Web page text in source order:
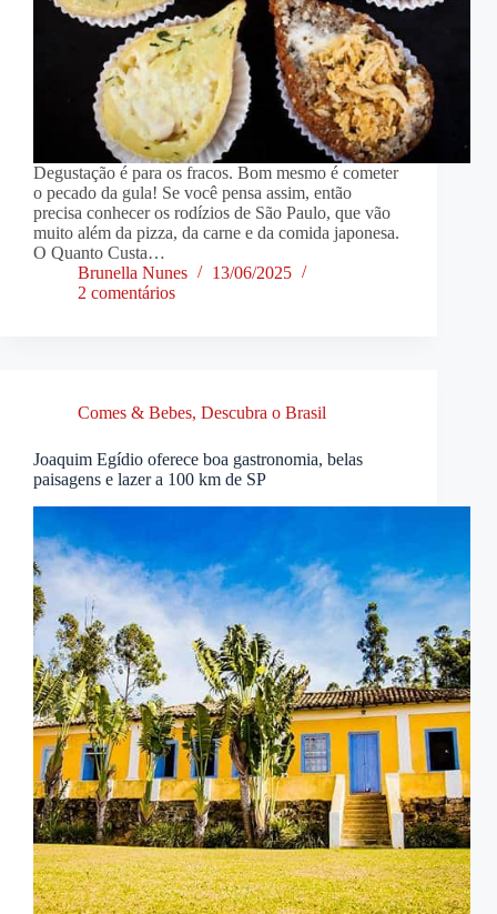
Degustação é para os fracos. Bom mesmo é cometer
o pecado da gula! Se você pensa assim, então
precisa conhecer os rodízios de São Paulo, que vão
muito além da pizza, da carne e da comida japonesa.
O Quanto Custa…
Brunella Nunes
13/06/2025
2 comentários
Comes & Bebes, Descubra o Brasil
Joaquim Egídio oferece boa gastronomia, belas
paisagens e lazer a 100 km de SP